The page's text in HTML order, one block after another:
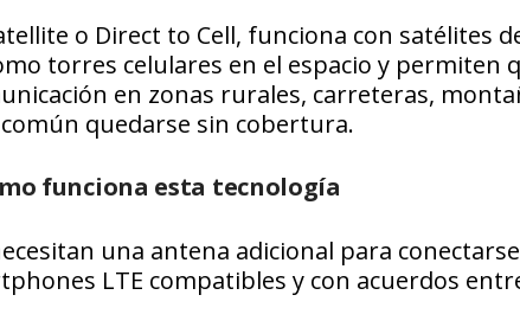
o Direct to Cell, funciona con satélites
torres celulares en el espacio y permiten
en zonas rurales, carreteras,
quedarse sin cobertura.
funciona esta tecnología
una antena adicional para
LTE compatibles y con acuerdos